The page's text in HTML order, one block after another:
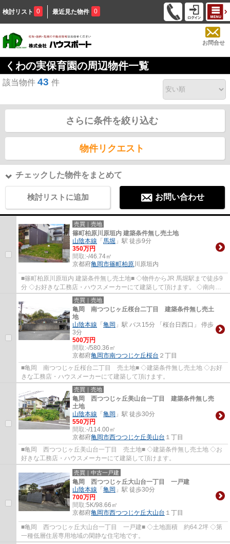
検討リスト 0 最近見た物件 0
お問合せ
くわの実保育園の周辺物件一覧
該当物件 43 件
さらに条件を絞り込む
物件リクエスト
チェックした物件をまとめて
検討リストに追加 お問い合わせ
売買｜売地
篠町柏原川原垣内 建築条件無し売土地
山陰本線 「馬堀 」駅 徒歩9分
350万円
間取:-/46.74㎡
京都府亀岡市篠町柏原 川原垣内
■篠町柏原川原垣内 建築条件無し売土地■ ◇物件からJR 馬堀駅まで徒歩9
分 ◇お好きな工務店・ハウスメーカーにて建築して頂けます。 ◇南向き
につき陽当たり・通風良好です。
売買｜売地
亀岡 南つつじヶ丘桜台二丁目 建築条件無し売土
地
山陰本線 「亀岡 」駅 バス15分 「桜台日西口」 停歩
3分
500万円
間取:-/580.36㎡
京都府亀岡市南つつじケ丘桜台 ２丁目
■亀岡 南つつじヶ丘桜台二丁目 売土地■ ◇建築条件無し売土地 ◇お好
きな工務店・ハウスメーカーにて建築して頂けます。
売買｜売地
亀岡 西つつじヶ丘美山台一丁目 建築条件無し売
土地
山陰本線 「亀岡 」駅 徒歩30分
550万円
間取:-/114.00㎡
京都府亀岡市西つつじケ丘美山台 １丁目
■亀岡 西つつじヶ丘美山台一丁目 売土地■ ◇建築条件無し売土地 ◇お
好きな工務店・ハウスメーカーにて建築して頂けます。
売買｜中古一戸建
亀岡 西つつじヶ丘大山台一丁目 一戸建
山陰本線 「亀岡 」駅 徒歩30分
700万円
間取:5K/98.66㎡
京都府亀岡市西つつじケ丘大山台 １丁目
■亀岡 西つつじヶ丘大山台一丁目 一戸建■ ◇土地面積 約64.2坪 ◇第
一種低層住居専用地域の閑静な住宅地です。